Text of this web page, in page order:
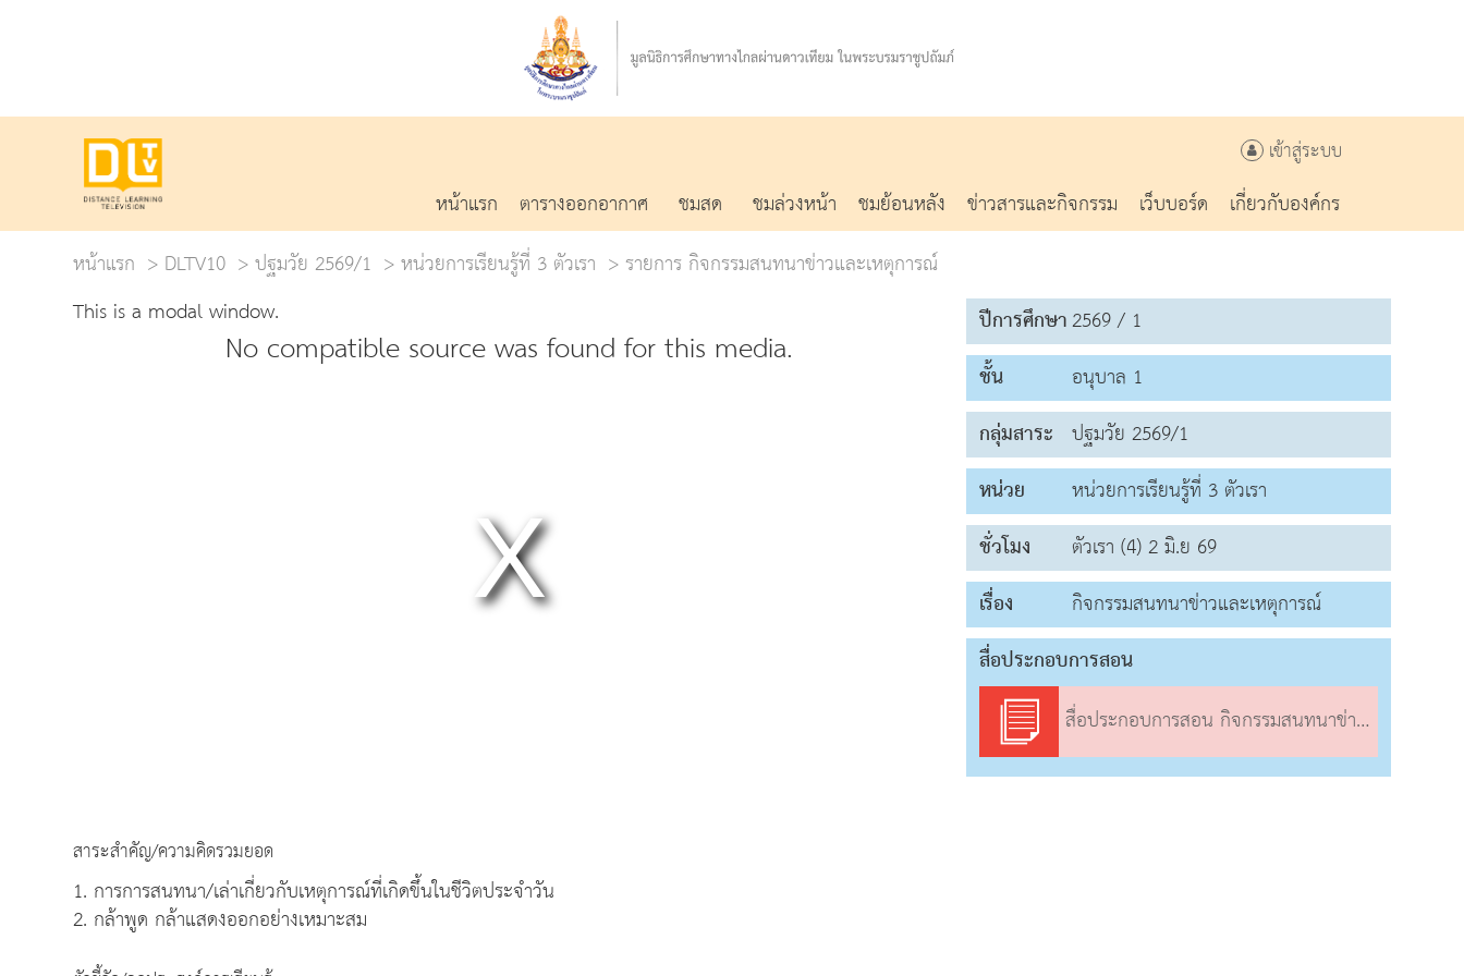
เข้าสู่ระบบ
หน้าแรก ตารางออกอากาศ ชมสด ชมล่วงหน้า ชมย้อนหลัง ข่าวสารและกิจกรรม เว็บบอร์ด
เกี่ยวกับองค์กร
หน้าแรก
DLTV10 ปฐมวัย 2569/1 หน่วยการเรียนรู้ที่ 3 ตัวเรา
รายการ กิจกรรมสนทนาข่าวและเหตุการณ์
This is a modal window.
No compatible source was found for this media.
สาระสำคัญ/ความคิดรวมยอด
1. การการสนทนา/เล่าเกี่ยวกับเหตุการณ์ที่เกิดขึ้นในชีวิตประจำวัน
2. กล้าพูด กล้าแสดงออกอย่างเหมาะสม
ปีการศึกษา2569 / 1
ชั้น
อนุบาล 1
กลุ่มสาระ ปฐมวัย 2569/1
หน่วย
หน่วยการเรียนรู้ที่ 3 ตัวเรา
ชั่วโมง
ตัวเรา (4) 2 มิ.ย 69
เรื่อง
กิจกรรมสนทนาข่าวและเหตุการณ์
สื่อประกอบการสอน
สื่อประกอบการสอน กิจกรรมสนทนาข่าวและเหตุการณ์